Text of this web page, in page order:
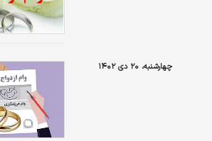
چهارشنبه، ۲۰ دی ۱۴۰۲